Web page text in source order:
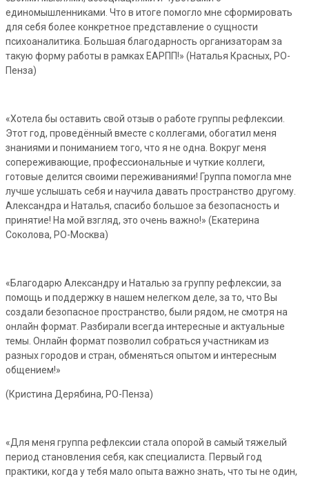
единомышленниками. Что в итоге помогло мне сформировать
для себя более конкретное представление о сущности
психоаналитика. Большая благодарность организаторам за
такую форму работы в рамках ЕАРПП!» (Наталья Красных, РО-
Пенза)
«Хотела бы оставить свой отзыв о работе группы рефлексии.
Этот год, проведённый вместе с коллегами, обогатил меня
знаниями и пониманием того, что я не одна. Вокруг меня
сопереживающие, профессиональные и чуткие коллеги,
готовые делится своими переживаниями! Группа помогла мне
лучше услышать себя и научила давать пространство другому.
Александра и Наталья, спасибо большое за безопасность и
принятие! На мой взгляд, это очень важно!» (Екатерина
Соколова, РО-Москва)
«Благодарю Александру и Наталью за группу рефлексии, за
помощь и поддержку в нашем нелегком деле, за то, что Вы
создали безопасное пространство, были рядом, не смотря на
онлайн формат. Разбирали всегда интересные и актуальные
темы. Онлайн формат позволил собраться участникам из
разных городов и стран, обменяться опытом и интересным
общением!»
(Кристина Дерябина, РО-Пенза)
«Для меня группа рефлексии стала опорой в самый тяжелый
период становления себя, как специалиста. Первый год
практики, когда у тебя мало опыта важно знать, что ты не один,